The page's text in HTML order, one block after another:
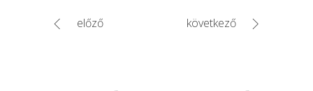
előző következő